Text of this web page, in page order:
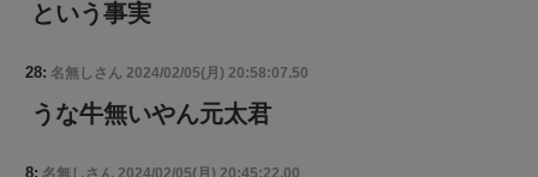
という事実
28: 名無しさん 2024/02/05(月) 20:58:07.50
うな牛無いやん元太君
8: 名無しさん 2024/02/05(月) 20:45:22.00